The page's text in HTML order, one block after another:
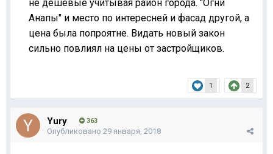
не дешевые учитывая район города. "Огни
Анапы" и место по интересней и фасад другой, а
цена была попроятне. Видать новый закон
сильно повлиял на цены от застройщиков.
1 2
Yury 363
Опубликовано 29 января, 2018